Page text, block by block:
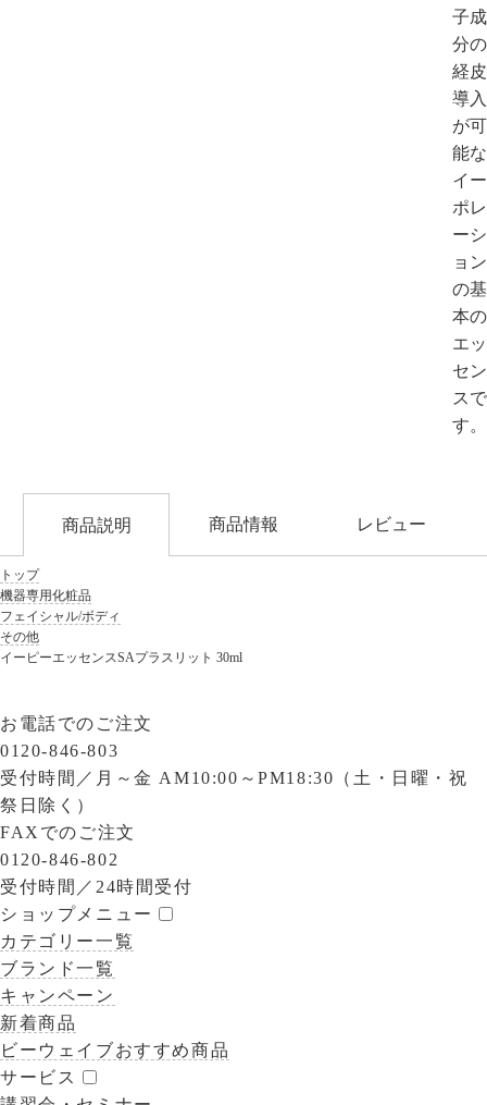
トップ
機器専用化粧品
フェイシャル/ボディ
その他
イーピーエッセンスSAプラスリット 30ml
子成
分の
経皮
導入
が可
能な
イー
ポレ
ーシ
ョン
の基
本の
エッ
セン
スで
す。
商品説明 商品情報 レビュー
お電話でのご注文
0120-846-803
受付時間／ 月～金 AM10:00～PM18:30（土・日曜・祝
祭日除く）
FAXでのご注文
0120-846-802
受付時間／ 24時間受付
ショップメニュー
カテゴリー一覧
ブランド一覧
キャンペーン
新着商品
ビーウェイブおすすめ商品
サービス